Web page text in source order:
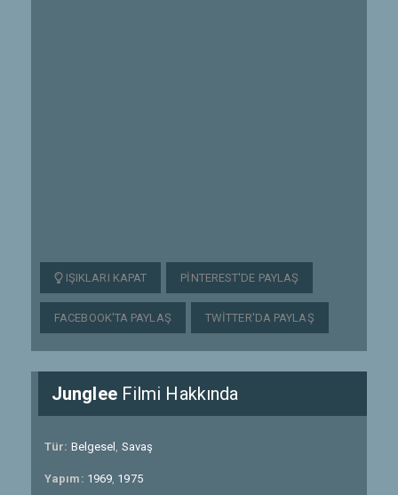
IŞIKLARI KAPAT PINTEREST'DE PAYLAŞ
FACEBOOK'TA PAYLAŞ TWITTER'DA PAYLAŞ
JungleeFilmi Hakkında
Tür: Belgesel , Savaş
Yapım: 1969, 1975